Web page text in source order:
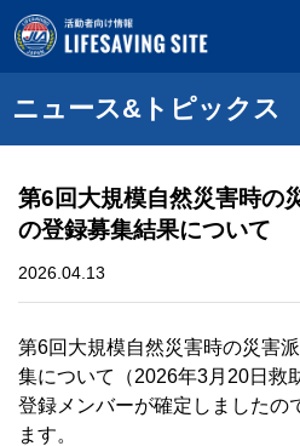
ニュース&トピックス
第6回大規模自然災害時の
の登録募集結果について
2026.04.13
第6回大規模自然災害時の災害
集について（2026年3月20日救
登録メンバーが確定しましたの
ます。